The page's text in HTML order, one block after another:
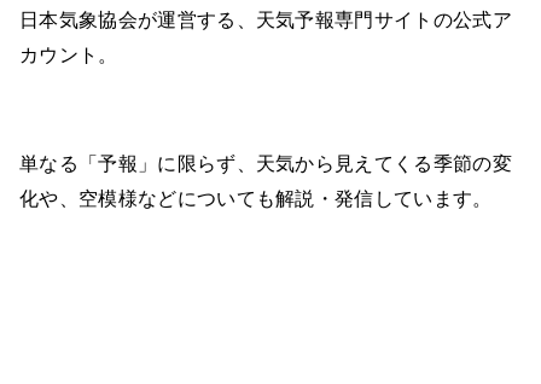
日本気象協会が運営する、天気予報専門サイトの公式ア
カウント。
単なる「予報」に限らず、天気から見えてくる季節の変
化や、空模様などについても解説・発信しています。